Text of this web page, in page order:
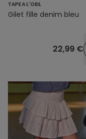
TAPE A L'OEIL
Gilet fille denim bleu
22,99 €